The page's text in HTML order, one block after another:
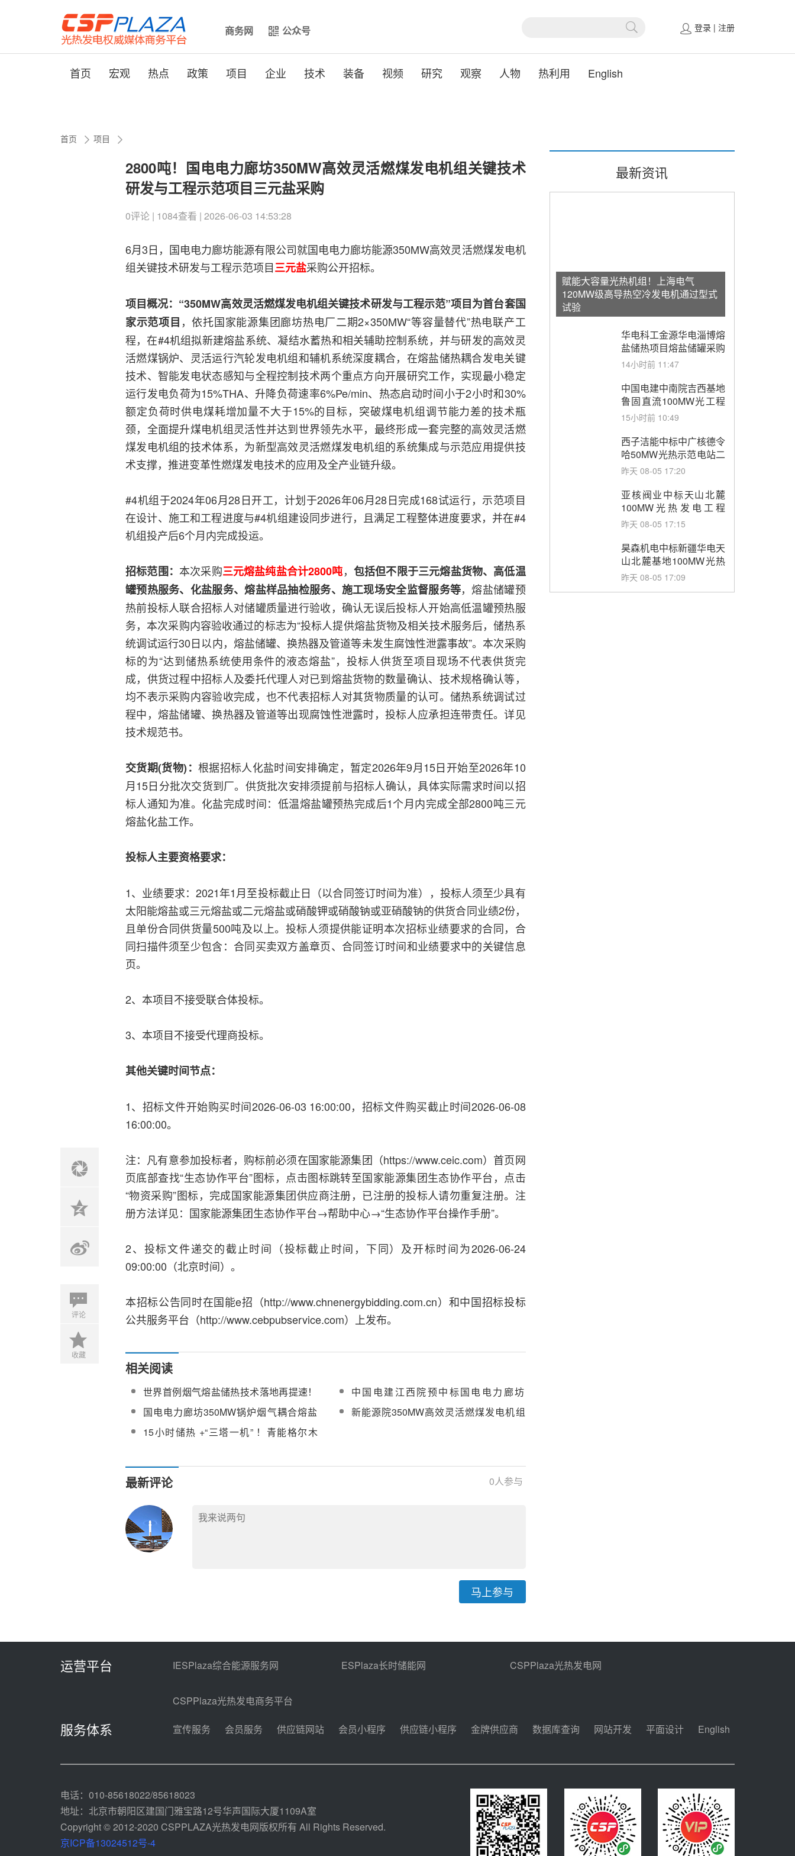
商务网 公众号 登录 | 注册
首页 宏观 热点 政策 项目 企业 技术 装备 视频 研究 观察 人物 热利用 English
首页 项目
2800吨！国电电力廊坊350MW高效灵活燃煤发电机组关键技术
研发与工程示范项目三元盐采购
0评论 | 1084查看 | 2026-06-03 14:53:28
6月3日，国电电力廊坊能源有限公司就国电电力廊坊能源350MW高效灵活燃煤发电机
组关键技术研发与工程示范项目三元盐采购公开招标。
项目概况： “350MW高效灵活燃煤发电机组关键技术研发与工程示范”项目为首台套国
家示范项目 ，依托国家能源集团廊坊热电厂二期2×350MW“等容量替代”热电联产工
程，在#4机组拟新建熔盐系统、凝结水蓄热和相关辅助控制系统，并与研发的高效灵
活燃煤锅炉、灵活运行汽轮发电机组和辅机系统深度耦合，在熔盐储热耦合发电关键
技术、智能发电状态感知与全程控制技术两个重点方向开展研究工作，实现最小稳定
运行发电负荷为15%THA、升降负荷速率6%Pe/min、热态启动时间小于2小时和30%
额定负荷时供电煤耗增加量不大于15%的目标，突破煤电机组调节能力差的技术瓶
颈，全面提升煤电机组灵活性并达到世界领先水平，最终形成一套完整的高效灵活燃
煤发电机组的技术体系，为新型高效灵活燃煤发电机组的系统集成与示范应用提供技
术支撑，推进变革性燃煤发电技术的应用及全产业链升级。
#4机组于2024年06月28日开工，计划于2026年06月28日完成168试运行，示范项目
在设计、施工和工程进度与#4机组建设同步进行，且满足工程整体进度要求，并在#4
机组投产后6个月内完成投运。
招标范围： 本次采购三元熔盐纯盐合计2800吨， 包括但不限于三元熔盐货物、高低温
罐预热服务、化盐服务、熔盐样品抽检服务、施工现场安全监督服务等，熔盐储罐预
热前投标人联合招标人对储罐质量进行验收，确认无误后投标人开始高低温罐预热服
务，本次采购内容验收通过的标志为“投标人提供熔盐货物及相关技术服务后，储热系
统调试运行30日以内，熔盐储罐、换热器及管道等未发生腐蚀性泄露事故”。本次采购
标的为“达到储热系统使用条件的液态熔盐”，投标人供货至项目现场不代表供货完
成，供货过程中招标人及委托代理人对已到熔盐货物的数量确认、技术规格确认等，
均不表示采购内容验收完成，也不代表招标人对其货物质量的认可。储热系统调试过
程中，熔盐储罐、换热器及管道等出现腐蚀性泄露时，投标人应承担连带责任。详见
技术规范书。
交货期(货物)： 根据招标人化盐时间安排确定，暂定2026年9月15日开始至2026年10
月15日分批次交货到厂。供货批次安排须提前与招标人确认，具体实际需求时间以招
标人通知为准。化盐完成时间：低温熔盐罐预热完成后1个月内完成全部2800吨三元
熔盐化盐工作。
投标人主要资格要求：
1、业绩要求：2021年1月至投标截止日（以合同签订时间为准），投标人须至少具有
太阳能熔盐或三元熔盐或二元熔盐或硝酸钾或硝酸钠或亚硝酸钠的供货合同业绩2份，
且单份合同供货量500吨及以上。投标人须提供能证明本次招标业绩要求的合同，合
同扫描件须至少包含：合同买卖双方盖章页、合同签订时间和业绩要求中的关键信息
页。
2、本项目不接受联合体投标。
3、本项目不接受代理商投标。
其他关键时间节点：
1、招标文件开始购买时间2026-06-03 16:00:00，招标文件购买截止时间2026-06-08
16:00:00。
注：凡有意参加投标者，购标前必须在国家能源集团（https://www.ceic.com）首页网
页底部查找“生态协作平台”图标，点击图标跳转至国家能源集团生态协作平台，点击
“物资采购”图标，完成国家能源集团供应商注册，已注册的投标人请勿重复注册。注
册方法详见：国家能源集团生态协作平台→帮助中心→“生态协作平台操作手册”。
2、投标文件递交的截止时间（投标截止时间，下同）及开标时间为2026-06-24
09:00:00（北京时间）。
本招标公告同时在国能e招（http://www.chnenergybidding.com.cn）和中国招标投标
公共服务平台（http://www.cebpubservice.com）上发布。
评论
收藏
相关阅读
世界首例烟气熔盐储热技术落地再提速！
国电廊坊 4 号机组锅炉水压试验一次成功
中国电建江西院预中标国电电力廊坊
350MW机组熔盐放热岛工程勘察设计项
目
国电电力廊坊350MW锅炉烟气耦合熔盐
储放热一体化系统熔盐放热岛工程勘察设
计招标
新能源院350MW高效灵活燃煤发电机组
15小时储热 +“三塔一机” ！青能格尔木
最新评论 0人参与
马上参与
最新资讯
赋能大容量光热机组！上海电气
120MW级高导热空冷发电机通过型式
试验
华电科工金源华电淄博熔
盐储热项目熔盐储罐采购
14小时前 11:47
中国电建中南院吉西基地
鲁固直流100MW光工程
性能试验采购
15小时前 10:49
西子洁能中标中广核德令
哈50MW光热示范电站二
列蒸汽发生器设备采购
昨天 08-05 17:20
亚核阀业中标天山北麓
100MW光热发电工程
EPC总承包项目熔盐截
购
昨天 08-05 17:15
昊森机电中标新疆华电天
山北麓基地100MW光热
发电工程EPC总承包项
昨天 08-05 17:09
运营平台 IESPlaza综合能源服务网 ESPlaza长时储能网 CSPPlaza光热发电网
CSPPlaza光热发电商务平台
服务体系 宣传服务 会员服务 供应链网站 会员小程序 供应链小程序 金牌供应商 数据库查询 网站开发 平面设计 English
电话：010-85618022/85618023
地址：北京市朝阳区建国门雅宝路12号华声国际大厦1109A室
Copyright © 2012-2020 CSPPLAZA光热发电网版权所有 All Rights Reserved.
京ICP备13024512号-4